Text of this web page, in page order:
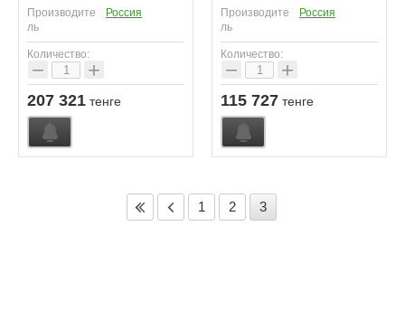
Производите
ль
Россия
Количество:
− +
207 321 тенге
Производите
ль
Россия
Количество:
− +
115 727 тенге
1 2 3